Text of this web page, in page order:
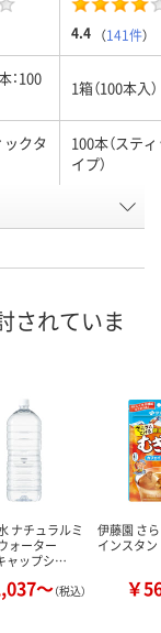
4.4 （141件）
：100
1箱（100本入）
ックタ
100本（ステ
イプ）
へ カ
されていま
ナチュラルミ
ォーター
ャップシ…
～（税込）
伊藤園 さ
インスタ
￥